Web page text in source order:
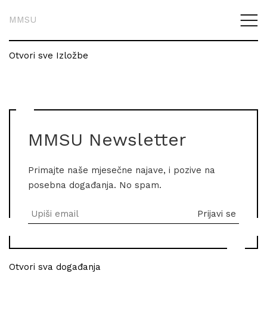
MMSU
Otvori sve Izložbe
MMSU Newsletter
Primajte naše mjesečne najave, i pozive na
posebna događanja. No spam.
Otvori sva događanja